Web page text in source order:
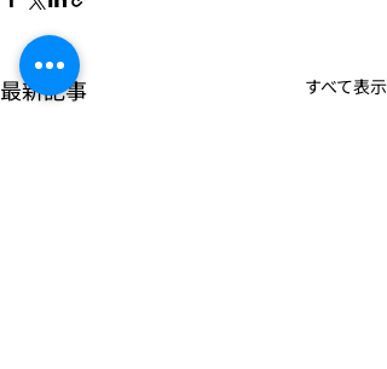
最新記事 すべて表示